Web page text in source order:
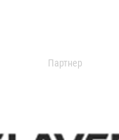
Партнер